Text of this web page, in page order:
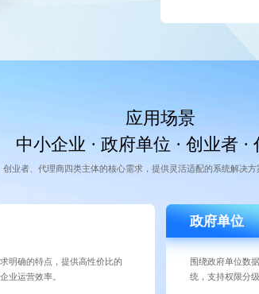
应用场景
中小企业 · 政府单位 · 创业者 ·
业者、代理商四类主体的核心需求，提供灵活适配的系统解决
明确的特点，提供高性价比的
业运营效率。
政府单位
围绕政府单位数
统，支持权限分